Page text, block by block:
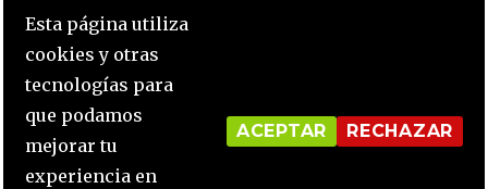
Notice
: Undefined index: opcion_cookie in
/home/psicol31/public_html/wp-
content/plugins/click-datos-lopd/public/class-
cdlopd-public.php
: Undefined variable: input_porcentaje in
Esta página utiliza
cookies y otras
tecnologías para
que podamos
mejorar tu
experiencia en
ACEPTAR RECHAZAR